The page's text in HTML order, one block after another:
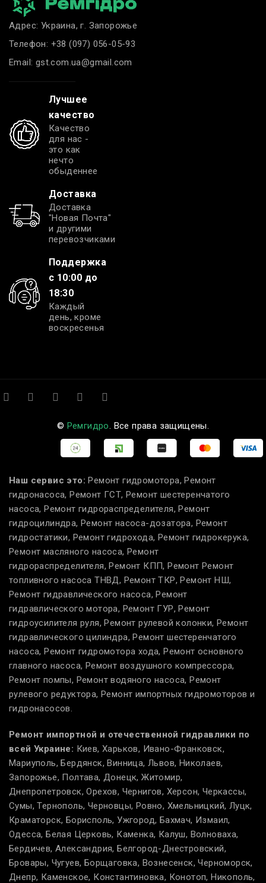
Адрес: Украина, г. Запорожье
Телефон: +38 (097) 056-05-93
Email: gst.com.ua@gmail.com
Лучшее
качество
Качество
для нас -
это как
нечто
обыденнее
Доставка
Доставка
"Новая Почта"
и другими
перевозчиками
Поддержка
с 10:00 до
18:30
Каждый
день, кроме
воскресенья
© Ремгидро. Все права защищены.
Наш сервис это: Ремонт гидромотора, Ремонт
гидронасоса, Ремонт ГСТ, Ремонт шестеренчатого
насоса, Ремонт гидрораспределителя, Ремонт
гидроцилиндра, Ремонт насоса-дозатора, Ремонт
гидростатики, Ремонт гидрохода, Ремонт гидрокерука,
Ремонт масляного насоса, Ремонт
гидрораспределителя, Ремонт КПП, Ремонт Ремонт
топливного насоса ТНВД, Ремонт ТКР, Ремонт НШ,
Ремонт гидравлического насоса, Ремонт
гидравлического мотора, Ремонт ГУР, Ремонт
гидроусилителя руля, Ремонт рулевой колонки, Ремонт
гидравлического цилиндра, Ремонт шестеренчатого
насоса, Ремонт гидромотора хода, Ремонт основного
главного насоса, Ремонт воздушного компрессора,
Ремонт помпы, Ремонт водяного насоса, Ремонт
рулевого редуктора, Ремонт импортных гидромоторов и
гидронасосов.
Ремонт импортной и отечественной гидравлики по
всей Украине: Киев, Харьков, Ивано-Франковск,
Мариуполь, Бердянск, Винница, Львов, Николаев,
Запорожье, Полтава, Донецк, Житомир,
Днепропетровск, Орехов, Чернигов, Херсон, Черкассы,
Сумы, Тернополь, Черновцы, Ровно, Хмельницкий, Луцк,
Краматорск, Борисполь, Ужгород, Бахмач, Измаил,
Одесса, Белая Церковь, Каменка, Калуш, Волноваха,
Бердичев, Александрия, Белгород-Днестровский,
Бровары, Чугуев, Борщаговка, Вознесенск, Черноморск,
Днепр, Каменское, Константиновка, Конотоп, Никополь,